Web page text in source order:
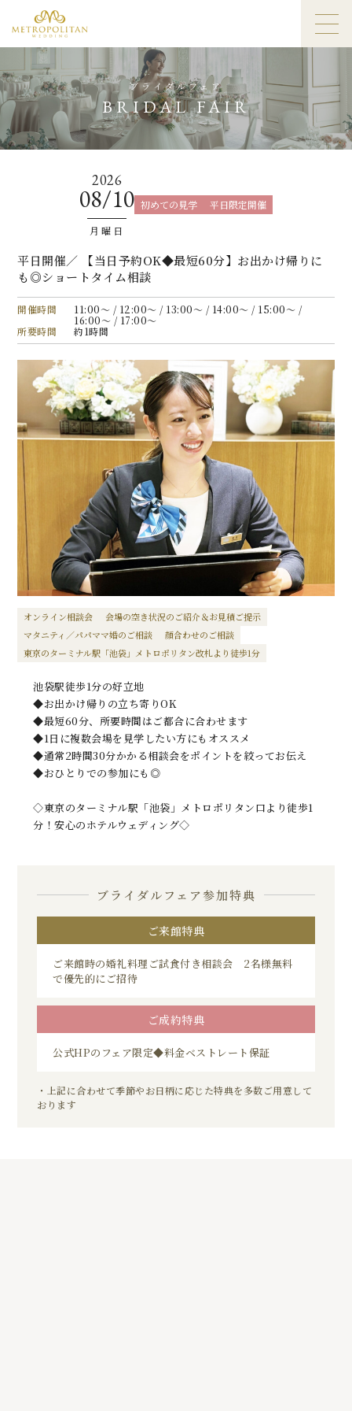
ブライダルフェア
BRIDAL FAIR
2026
08/10
月曜日
初めての見学 平日限定開催
平日開催／ 【当日予約OK◆最短60分】お出かけ帰りに
も◎ショートタイム相談
開催時間
11:00〜 / 12:00〜 / 13:00〜 / 14:00〜 / 15:00〜 /
16:00〜 / 17:00〜
所要時間
約1時間
オンライン相談会
会場の空き状況のご紹介＆お見積ご提示
マタニティ／パパママ婚のご相談
顔合わせのご相談
東京のターミナル駅「池袋」メトロポリタン改札より徒歩1分
池袋駅徒歩1分の好立地
◆お出かけ帰りの立ち寄りOK
◆最短60分、所要時間はご都合に合わせます
◆1日に複数会場を見学したい方にもオススメ
◆通常2時間30分かかる相談会をポイントを絞ってお伝え
◆おひとりでの参加にも◎
◇東京のターミナル駅「池袋」メトロポリタン口より徒歩1
分！安心のホテルウェディング◇
ブライダルフェア参加特典
ご来館特典
ご来館時の婚礼料理ご試食付き相談会 2名様無料
で優先的にご招待
ご成約特典
公式HPのフェア限定◆料金ベストレート保証
・上記に合わせて季節やお日柄に応じた特典を多数ご用意して
おります